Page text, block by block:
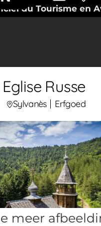
du Tourisme en
Eglise Russe
Sylvanès Erfgoed
meer